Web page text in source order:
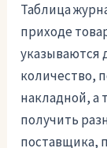
Таблица
приходе
указываются
количество,
накладной, а
получить
поставщика,